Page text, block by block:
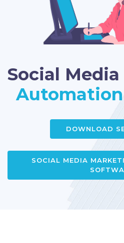
Social
Automation
DOWNLOAD
SOCIAL MEDIA